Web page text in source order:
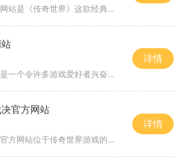
传奇世界手游官方网站是《传奇世界》这款经典游戏的移动版本的官方网站，为广大玩家提供了一个全新的游戏体验。作为一款老牌的游戏，《传奇世界》一直以其深厚的游戏底蕴和独
最新传奇世界网站是一个令许多游戏爱好者兴奋不已的全新网站。这个网站以其精美的画面、刺激的战斗以及丰富的玩法而备受瞩目。无论是初次接触传奇世界游戏的新手还是已经熟悉
详情
官方网站
传奇世界金装裁决官方网站位于传奇世界游戏的官方网站上，是玩家了解游戏最新资讯、参与活动以及获取帮助的重要平台。在这个官方网站上，玩家可以深入了解传奇世界金装裁决版
详情